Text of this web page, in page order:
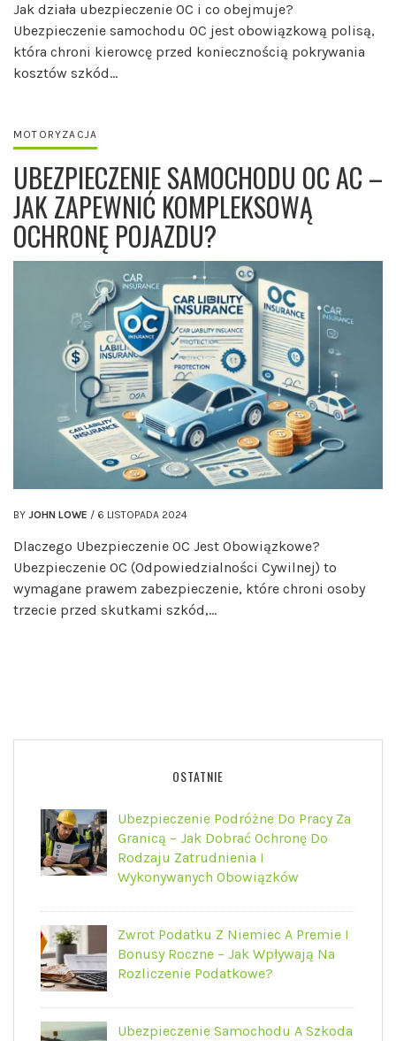
Jak działa ubezpieczenie OC i co obejmuje?
Ubezpieczenie samochodu OC jest obowiązkową polisą,
która chroni kierowcę przed koniecznością pokrywania
kosztów szkód…
MOTORYZACJA
UBEZPIECZENIE SAMOCHODU OC AC –
JAK ZAPEWNIĆ KOMPLEKSOWĄ
OCHRONĘ POJAZDU?
BY JOHN LOWE / 6 LISTOPADA 2024
Dlaczego Ubezpieczenie OC Jest Obowiązkowe?
Ubezpieczenie OC (Odpowiedzialności Cywilnej) to
wymagane prawem zabezpieczenie, które chroni osoby
trzecie przed skutkami szkód,…
OSTATNIE
Ubezpieczenie Podróżne Do Pracy Za
Granicą – Jak Dobrać Ochronę Do
Rodzaju Zatrudnienia I
Wykonywanych Obowiązków
Zwrot Podatku Z Niemiec A Premie I
Bonusy Roczne – Jak Wpływają Na
Rozliczenie Podatkowe?
Ubezpieczenie Samochodu A Szkoda